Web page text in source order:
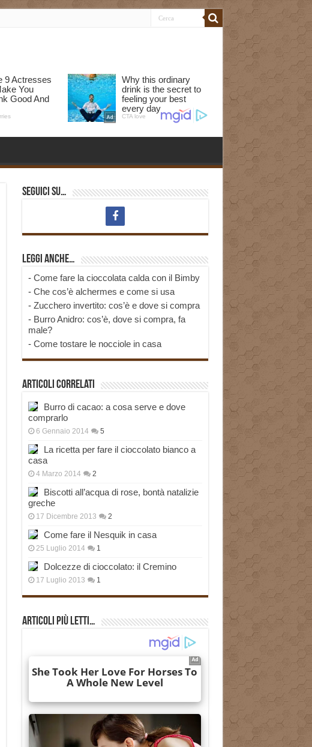
Seguici su…
Leggi anche…
- Come fare la cioccolata calda con il Bimby
- Che cos’è alchermes e come si usa
- Zucchero invertito: cos’è e dove si compra
- Burro Anidro: cos’è, dove si compra, fa
male?
- Come tostare le nocciole in casa
Articoli correlati
Burro di cacao: a cosa serve e dove
comprarlo
6 Gennaio 2014 5
La ricetta per fare il cioccolato bianco a
casa
4 Marzo 2014 2
Biscotti all’acqua di rose, bontà natalizie
greche
17 Dicembre 2013 2
Come fare il Nesquik in casa
25 Luglio 2014 1
Dolcezze di cioccolato: il Cremino
17 Luglio 2013 1
Articoli più Letti…